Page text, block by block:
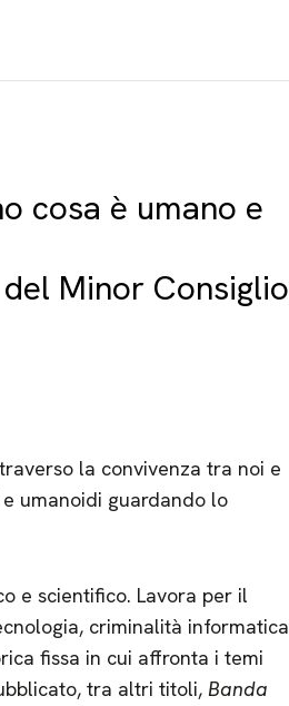
cosa è umano e
Minor Consiglio
la convivenza tra noi e
umanoidi guardando lo
e scientifico. Lavora per il
criminalità informatica
fissa in cui affronta i temi
tra altri titoli, Banda